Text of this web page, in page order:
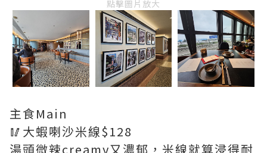
點擊圖片放大
主食Main
🥢大蝦喇沙米線$128
湯頭微辣creamy又濃郁，米線就算浸得耐